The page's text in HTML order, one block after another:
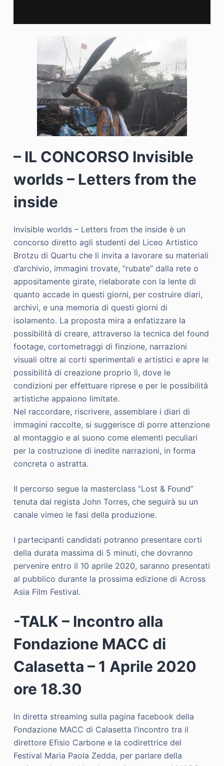
– IL CONCORSO Invisible
worlds – Letters from the
inside
Invisible worlds – Letters from the inside è un
concorso diretto agli studenti del Liceo Artistico
Brotzu di Quartu che li invita a lavorare su materiali
d’archivio, immagini trovate, “rubate” dalla rete o
appositamente girate, rielaborate con la lente di
quanto accade in questi giorni, per costruire diari,
archivi, e una memoria di questi giorni di
isolamento. La proposta mira a enfatizzare la
possibilità di creare, attraverso la tecnica del found
footage, cortometraggi di finzione, narrazioni
visuali oltre ai corti sperimentali e artistici e apre le
possibilità di creazione proprio lì, dove le
condizioni per effettuare riprese e per le possibilità
artistiche appaiono limitate.
Nel raccordare, riscrivere, assemblare i diari di
immagini raccolte, si suggerisce di porre attenzione
al montaggio e al suono come elementi peculiari
per la costruzione di inedite narrazioni, in forma
concreta o astratta.
Il percorso segue la masterclass “Lost & Found”
tenuta dal regista John Torres, che seguirà su un
canale vimeo le fasi della produzione.
I partecipanti candidati potranno presentare corti
della durata massima di 5 minuti, che dovranno
pervenire entro il 10 aprile 2020, saranno presentati
al pubblico durante la prossima edizione di Across
Asia Film Festival.
-TALK – Incontro alla
Fondazione MACC di
Calasetta – 1 Aprile 2020
ore 18.30
In diretta streaming sulla pagina facebook della
Fondazione MACC di Calasetta l’incontro tra il
direttore Efisio Carbone e la codirettrice del
Festival Maria Paola Zedda, per parlare della